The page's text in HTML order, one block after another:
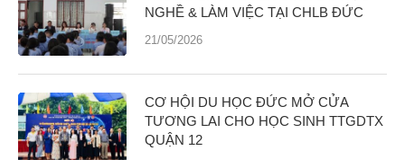
NGHỀ & LÀM VIỆC TẠI CHLB ĐỨC
21/05/2026
CƠ HỘI DU HỌC ĐỨC MỞ CỬA
TƯƠNG LAI CHO HỌC SINH TTGDTX
QUẬN 12